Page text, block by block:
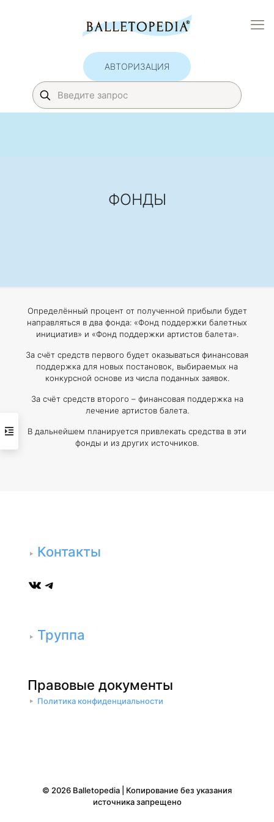
АВТОРИЗАЦИЯ
ФОНДЫ
Определённый процент от полученной прибыли будет
направляться в два фонда: «Фонд поддержки балетных
инициатив» и «Фонд поддержки артистов балета».
За счёт средств первого будет оказываться финансовая
поддержка для новых постановок, выбираемых на
конкурсной основе из числа поданных заявок.
За счёт средств второго – финансовая поддержка на
лечение артистов балета.
В дальнейшем планируется привлекать средства в эти
фонды и из других источников.
Контакты
ВКонтакте
Telegram
Труппа
Правовые документы
Политика конфиденциальности
© 2026 Balletopedia | Копирование без указания
источника запрещено